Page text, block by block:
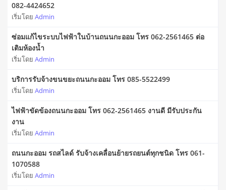
082-4424652
เริ่มโดย Admin
ซ่อมแก้ไขระบบไฟฟ้าในบ้านถนนกะออม โทร 062-2561465 ต่อ
เติมห้องน้ำ
เริ่มโดย Admin
บริการรับจ้างขนขยะถนนกะออม โทร 085-5522499
เริ่มโดย Admin
ไฟฟ้าขัดข้องถนนกะออม โทร 062-2561465 งานดี มีรับประกัน
งาน
เริ่มโดย Admin
ถนนกะออม รถสไลด์ รับจ้างเคลื่อนย้ายรถยนต์ทุกชนิด โทร 061-
1070588
เริ่มโดย Admin